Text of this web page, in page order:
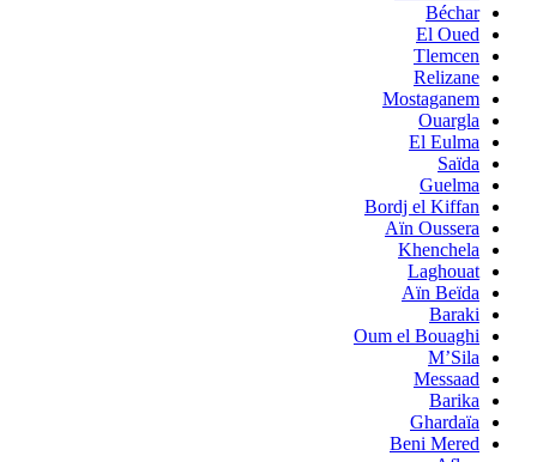
Béchar
El Oued
Tlemcen
Relizane
Mostaganem
Ouargla
El Eulma
Saïda
Guelma
Bordj el Kiffan
Aïn Oussera
Khenchela
Laghouat
Aïn Beïda
Baraki
Oum el Bouaghi
M’Sila
Messaad
Barika
Ghardaïa
Beni Mered